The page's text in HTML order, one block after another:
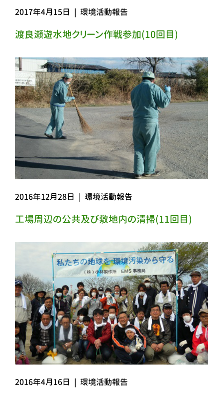
2017年4月15日 | 環境活動報告
渡良瀬遊水地クリーン作戦参加(10回目)
2016年12月28日 | 環境活動報告
工場周辺の公共及び敷地内の清掃(11回目)
2016年4月16日 | 環境活動報告